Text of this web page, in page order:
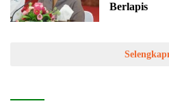
Berlapis